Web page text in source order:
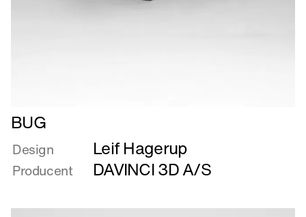
Læs
mere
om
BUG
BUG
Design Leif Hagerup
Producent DAVINCI 3D A/S